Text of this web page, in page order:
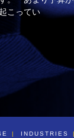
こってい
ダス」まで日本
INDUSTRIES